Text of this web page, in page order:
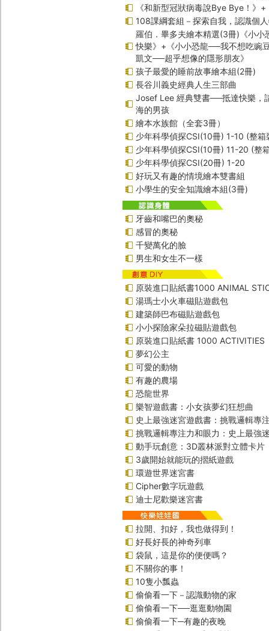
《和新型冠狀病毒說Bye Bye！》
108課綱套組－探索自我，認識個
羅伯．畢多夫繪本精選(3冊)《小
快樂》+《小小恐龍──我不想吃豌
凱文──超乎想像的隱形朋友》
孩子最愛的睡前故事繪本組(2冊)
長谷川義史經典人生三部曲
Josef Lee 經典雙書──抵達快樂，
海的男孩
繪本水族館（全套3冊）
少年科學偵探CSI(10冊) 1-10 (整箱
少年科學偵探CSI(10冊) 11-20 (整
少年科學偵探CSI(20冊) 1-20
好玩又有趣的情境繪本雙書組
小學生的安全知識繪本組(3冊)
牙齒和嘴巴的奧秘
感冒的奧秘
千變萬化的臉
男生和女生不一樣
原裝進口貼紙書1000 ANIMAL
湯瑪士小火車磁貼遊戲包
建築師巴布磁貼遊戲包
小小探險家朵拉磁貼遊戲包
原裝進口貼紙書 1000 ACTIVITIES
夢幻公主
可愛的動物
有趣的農場
恐龍世界
樂智遊戲書：小女孩夢幻狂想曲
史上最強迷宮遊戲書：挑戰邏輯專
挑戰邏輯專注力和眼力：史上最強
動手玩創意：3D叢林派對立體卡片
3歲開始就能玩的摺紙遊戲
環遊世界迷宮書
Cipher數字玩遊戲
迪士尼歡樂迷宮書
拉開、扣好，我也做得到！
好長好長的神奇列車
袋鼠，這是你的便便嗎？
不關你的事！
10隻小瓢蟲
偷偷看一下－認識動物的家
偷偷看一下──逛逛動物園
偷偷看一下─有趣的夜晚